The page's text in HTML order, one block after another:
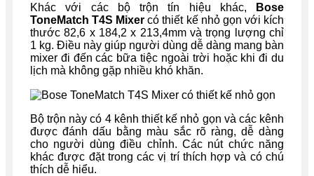
Khác với các bộ trộn tín hiệu khác,
Bose
ToneMatch T4S Mixer có thiết kế nhỏ gọn với kích
thước 82,6 x 184,2 x 213,4mm và trọng lượng chỉ
1 kg. Điều này giúp người dùng dễ dàng mang bàn
mixer đi đến các bữa tiệc ngoài trời hoặc khi đi du
lịch mà không gặp nhiều khó khăn.
Bộ trộn này có 4 kênh thiết kế nhỏ gọn và các kênh
được đánh dấu bằng màu sắc rõ ràng, dễ dàng
cho người dùng điều chỉnh. Các nút chức năng
khác được đặt trong các vị trí thích hợp và có chú
thích dễ hiểu.